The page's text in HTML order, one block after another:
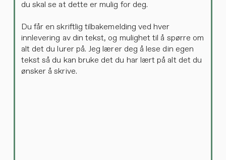
du skal se at dette er mulig for deg.
Du får en skriftlig tilbakemelding ved hver
innlevering av din tekst, og mulighet til å spørre om
alt det du lurer på. Jeg lærer deg å lese din egen
tekst så du kan bruke det du har lært på alt det du
ønsker å skrive.